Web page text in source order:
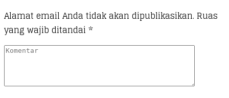
Alamat email Anda tidak akan dipublikasikan. Ruas
yang wajib ditandai *